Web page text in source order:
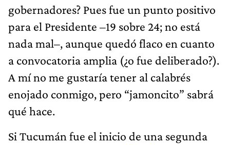
gobernadores? Pues fue un punto positivo
para el Presidente –19 sobre 24; no está
nada mal–, aunque quedó flaco en cuanto
a convocatoria amplia (¿o fue deliberado?).
A mí no me gustaría tener al calabrés
enojado conmigo, pero “jamoncito” sabrá
qué hace.
Si Tucumán fue el inicio de una segunda